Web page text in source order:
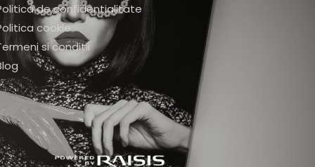
de confidentialitate
cookie
si conditii